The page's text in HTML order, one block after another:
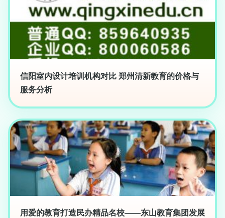
信阳室内设计培训机构对比 郑州清新教育的价格与
服务分析
用爱的教育打造民办精品名校——东山教育集团发展